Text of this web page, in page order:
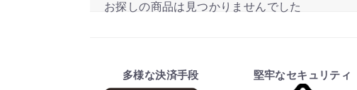
お探しの商品は見つかりませんでした
多様な決済手段 堅牢なセキュリティ